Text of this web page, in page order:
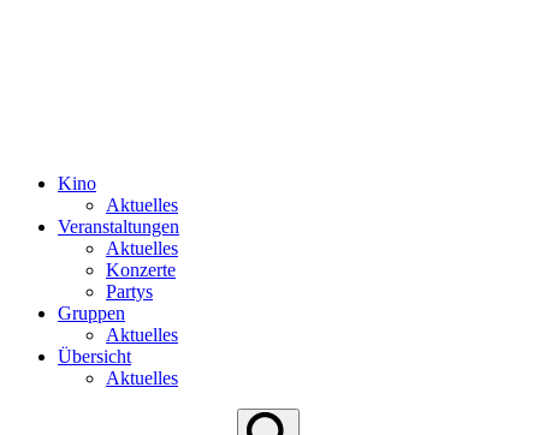
Kino
Aktuelles
Veranstaltungen
Aktuelles
Konzerte
Partys
Gruppen
Aktuelles
Übersicht
Aktuelles